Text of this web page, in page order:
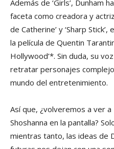
Además de ‘Girls’, Dunham
faceta como creadora y
de Catherine’ y ‘Sharp
la película de Quentin
Hollywood’*. Sin duda, su
retratar personajes
mundo del entretenimiento.
Así que, ¿volveremos a ver a
Shoshanna en la pantalla?
mientras tanto, las ideas de